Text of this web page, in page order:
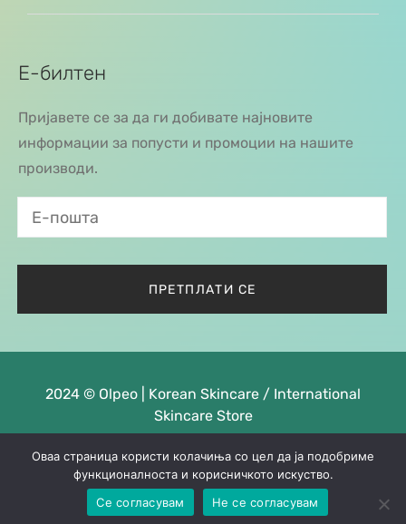
Е-билтен
Пријавете се за да ги добивате најновите
информации за попусти и промоции на нашите
производи.
2024 © Olpeo | Korean Skincare / International
Skincare Store
Оваа страница користи колачиња со цел да ја подобриме
функционалноста и корисничкото искуство.
Се согласувам
Не се согласувам